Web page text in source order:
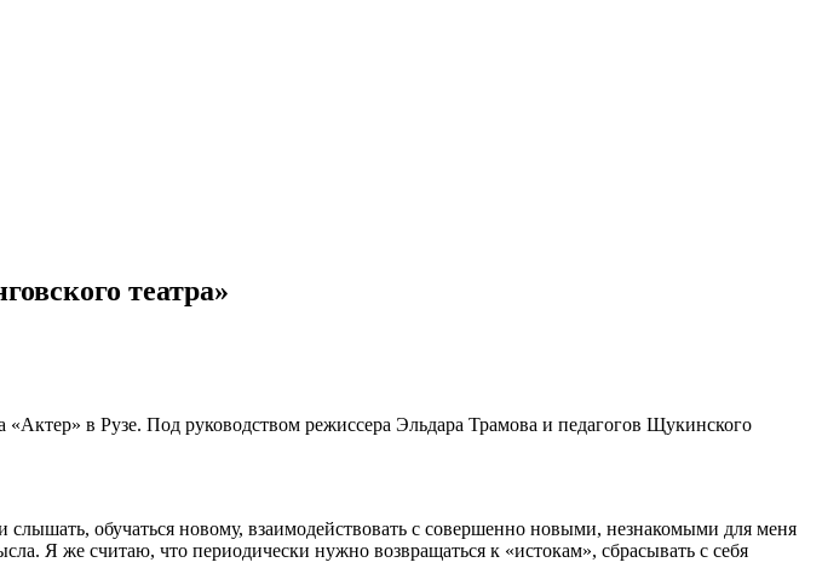
театра»
в Рузе. Под руководством режиссера Эльдара Трамова и педагогов Щукинского
обучаться новому, взаимодействовать с совершенно новыми, незнакомыми для меня
Я же считаю, что периодически нужно возвращаться к «истокам», сбрасывать с себя